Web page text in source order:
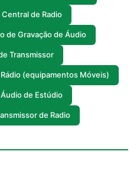
de Radio
de Gravação de Áudio
Transmissor
(equipamentos Móveis)
de Estúdio
de Radio